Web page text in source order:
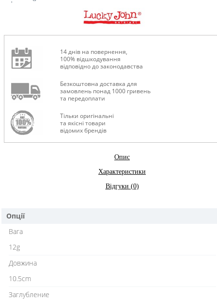
14 днів на повернення,
100% відшкодування
відповідно до законодавства
Безкоштовна доставка для
замовлень понад 1000 гривень
та передоплати
Тільки оригінальні
та якісні товари
відомих брендів
Опис
Характеристики
Відгуки (0)
Опції
Вага
12g
Довжина
10.5cm
Заглубление